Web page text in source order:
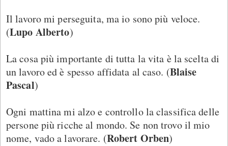
Il lavoro mi perseguita, ma io sono più veloce.
(Lupo Alberto)
La cosa più importante di tutta la vita è la scelta di
un lavoro ed è spesso affidata al caso. (Blaise
Pascal)
Ogni mattina mi alzo e controllo la classifica delle
persone più ricche al mondo. Se non trovo il mio
nome, vado a lavorare. (Robert Orben)